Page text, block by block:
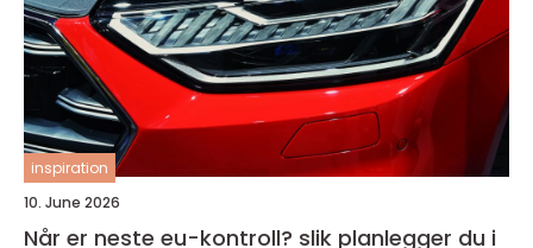
inspiration
10. June 2026
Når er neste eu-kontroll? slik planlegger du i